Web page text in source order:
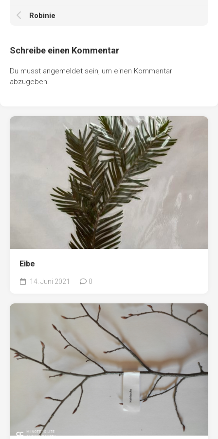
Robinie
Schreibe einen Kommentar
Du musst angemeldet sein, um einen Kommentar
abzugeben.
Eibe
14. Juni 2021 0